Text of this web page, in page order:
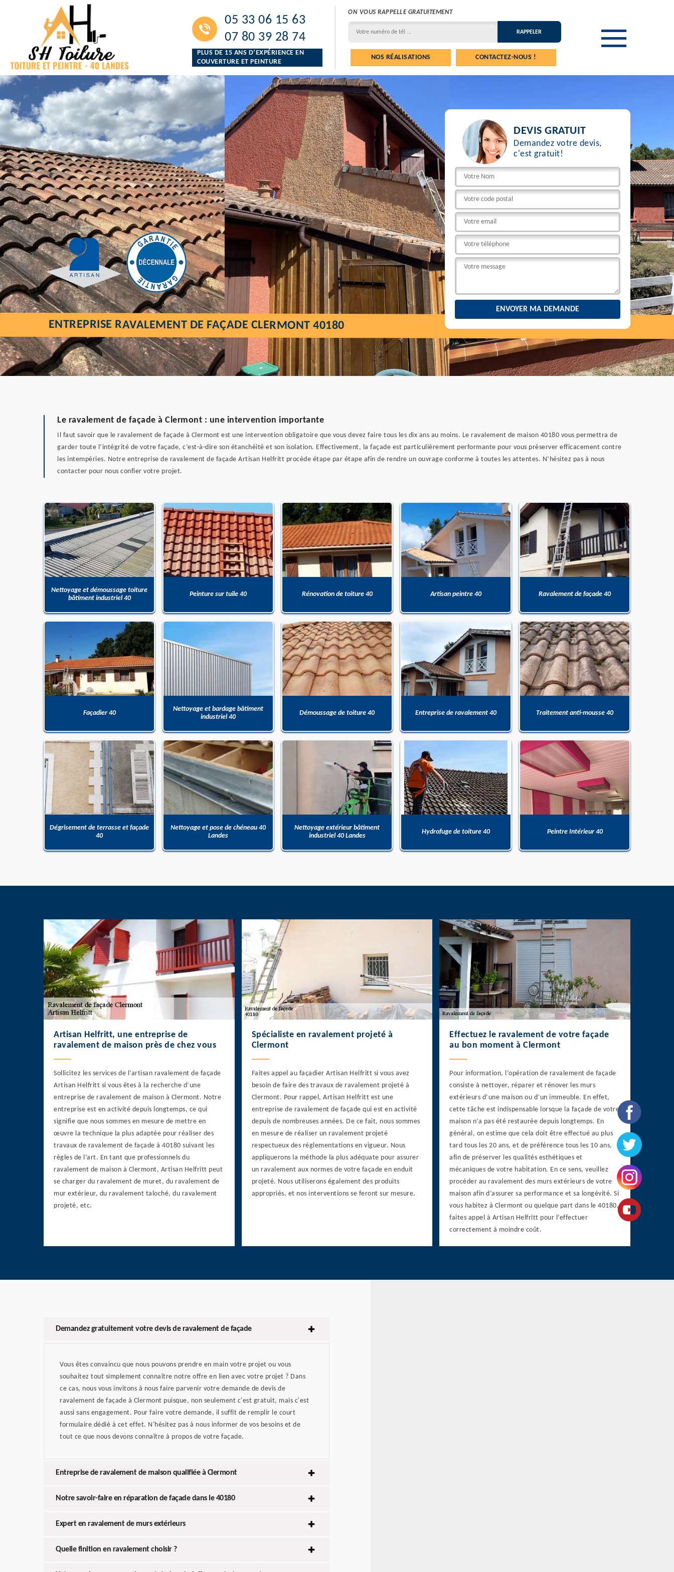
05 33 06 15 63
07 80 39 28 74
PLUS DE 15 ANS D’EXPÉRIENCE EN
COUVERTURE ET PEINTURE
ON VOUS RAPPELLE GRATUITEMENT
NOS RÉALISATIONS CONTACTEZ-NOUS !
DEVIS GRATUIT
Demandez votre devis,
c'est gratuit!
ENTREPRISE RAVALEMENT DE FAÇADE CLERMONT 40180
Le ravalement de façade à Clermont : une intervention importante
Il faut savoir que le ravalement de façade à Clermont est une intervention obligatoire que vous devez faire tous les dix ans au moins. Le ravalement de maison 40180 vous permettra de
garder toute l’intégrité de votre façade, c’est-à-dire son étanchéité et son isolation. Effectivement, la façade est particulièrement performante pour vous préserver efficacement contre
les intempéries. Notre entreprise de ravalement de façade Artisan Helfritt procède étape par étape afin de rendre un ouvrage conforme à toutes les attentes. N’hésitez pas à nous
contacter pour nous confier votre projet.
Nettoyage et démoussage toiture
bâtiment industriel 40
Peinture sur tuile 40 Rénovation de toiture 40 Artisan peintre 40 Ravalement de façade 40
Façadier 40
Nettoyage et bardage bâtiment
industriel 40
Démoussage de toiture 40 Entreprise de ravalement 40 Traitement anti-mousse 40
Dégrisement de terrasse et façade
40
Nettoyage et pose de chéneau 40
Landes
Nettoyage extérieur bâtiment
industriel 40 Landes
Hydrofuge de toiture 40 Peintre Intérieur 40
Artisan Helfritt, une entreprise de
ravalement de maison près de chez vous
Sollicitez les services de l’artisan ravalement de façade
Artisan Helfritt si vous êtes à la recherche d’une
entreprise de ravalement de maison à Clermont. Notre
entreprise est en activité depuis longtemps, ce qui
signifie que nous sommes en mesure de mettre en
œuvre la technique la plus adaptée pour réaliser des
travaux de ravalement de façade à 40180 suivant les
règles de l’art. En tant que professionnels du
ravalement de maison à Clermont, Artisan Helfritt peut
se charger du ravalement de muret, du ravalement de
mur extérieur, du ravalement taloché, du ravalement
projeté, etc.
Spécialiste en ravalement projeté à
Clermont
Faites appel au façadier Artisan Helfritt si vous avez
besoin de faire des travaux de ravalement projeté à
Clermont. Pour rappel, Artisan Helfritt est une
entreprise de ravalement de façade qui est en activité
depuis de nombreuses années. De ce fait, nous sommes
en mesure de réaliser un ravalement projeté
respectueux des réglementations en vigueur. Nous
appliquerons la méthode la plus adéquate pour assurer
un ravalement aux normes de votre façade en enduit
projeté. Nous utiliserons également des produits
appropriés, et nos interventions se feront sur mesure.
Effectuez le ravalement de votre façade
au bon moment à Clermont
Pour information, l’opération de ravalement de façade
consiste à nettoyer, réparer et rénover les murs
extérieurs d’une maison ou d’un immeuble. En effet,
cette tâche est indispensable lorsque la façade de votre
maison n’a pas été restaurée depuis longtemps. En
général, on estime que cela doit être effectué au plus
tard tous les 20 ans, et de préférence tous les 10 ans,
afin de préserver les qualités esthétiques et
mécaniques de votre habitation. En ce sens, veuillez
procéder au ravalement des murs extérieurs de votre
maison afin d’assurer sa performance et sa longévité. Si
vous habitez à Clermont ou quelque part dans le 40180,
faites appel à Artisan Helfritt pour l’effectuer
correctement à moindre coût.
Demandez gratuitement votre devis de ravalement de façade
Vous êtes convaincu que nous pouvons prendre en main votre projet ou vous
souhaitez tout simplement connaître notre offre en lien avec votre projet ? Dans
ce cas, nous vous invitons à nous faire parvenir votre demande de devis de
ravalement de façade à Clermont puisque, non seulement c'est gratuit, mais c'est
aussi sans engagement. Pour faire votre demande, il suffit de remplir le court
formulaire dédié à cet effet. N'hésitez pas à nous informer de vos besoins et de
tout ce que nous devons connaître à propos de votre façade.
Entreprise de ravalement de maison qualifiée à Clermont
Notre savoir-faire en réparation de façade dans le 40180
Expert en ravalement de murs extérieurs
Quelle finition en ravalement choisir ?